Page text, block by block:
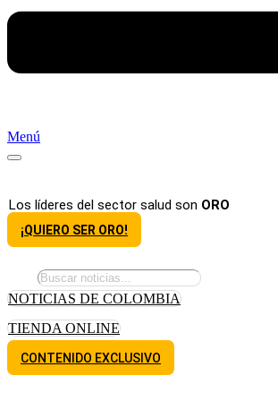
Menú
Los líderes del sector salud son ORO
¡QUIERO SER ORO!
NOTICIAS DE COLOMBIA
TIENDA ONLINE
CONTENIDO EXCLUSIVO